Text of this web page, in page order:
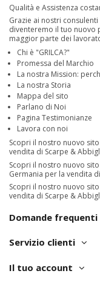
Qualità e Assistenza
Grazie ai nostri
diventeremo il tuo nuovo
maggior parte dei
Chi è "GRILCA?"
Promessa del Marchio
La nostra Mission:
La nostra Storia
Mappa del sito
Parlano di Noi
Pagina Testimonianze
Lavora con noi
Scopri il nostro nuovo sito
vendita di Scarpe &
Scopri il nostro nuovo sito
Germania per la vendita
Scopri il nostro nuovo sito
vendita di Scarpe &
Domande frequenti
Servizio clienti
Il tuo account